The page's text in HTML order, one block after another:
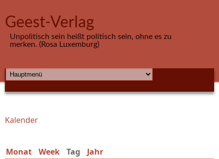
Geest-Verlag
Unpolitisch sein heißt politisch sein, ohne es zu
merken. (Rosa Luxemburg)
HAUPTMENÜ
Sie sind hier
Kalender
Monat Week Tag (aktiver Reiter)
Jahr